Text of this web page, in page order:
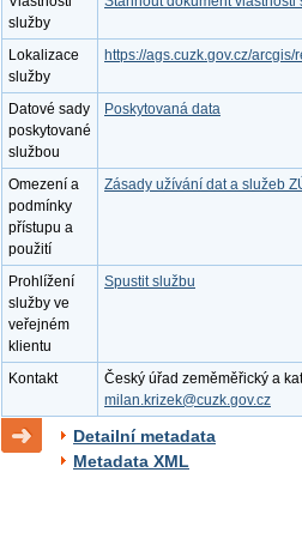
služby
Lokalizace
služby
https://ags.cuzk.gov.cz/
Datové sady
poskytované
službou
Poskytovaná data
Omezení a
podmínky
přístupu a
použití
Zásady užívání dat a služeb
Prohlížení
služby ve
veřejném
klientu
Spustit službu
Kontakt
Český úřad zeměměřický a
milan.krizek@cuzk.gov.cz
Detailní metadata
Metadata XML